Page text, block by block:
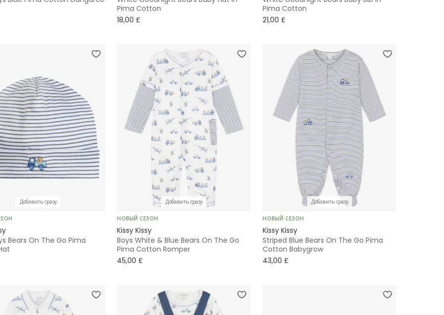
Pima Cotton
18,00 £
Pima Cotton
21,00 £
Добавить сразу
Bears On The Go Pima
Добавить сразу
НОВЫЙ СЕЗОН
Kissy Kissy
Boys White & Blue Bears On The Go
Pima Cotton Romper
45,00 £
Добавить сразу
НОВЫЙ СЕЗОН
Kissy Kissy
Striped Blue Bears On The Go Pima
Cotton Babygrow
43,00 £